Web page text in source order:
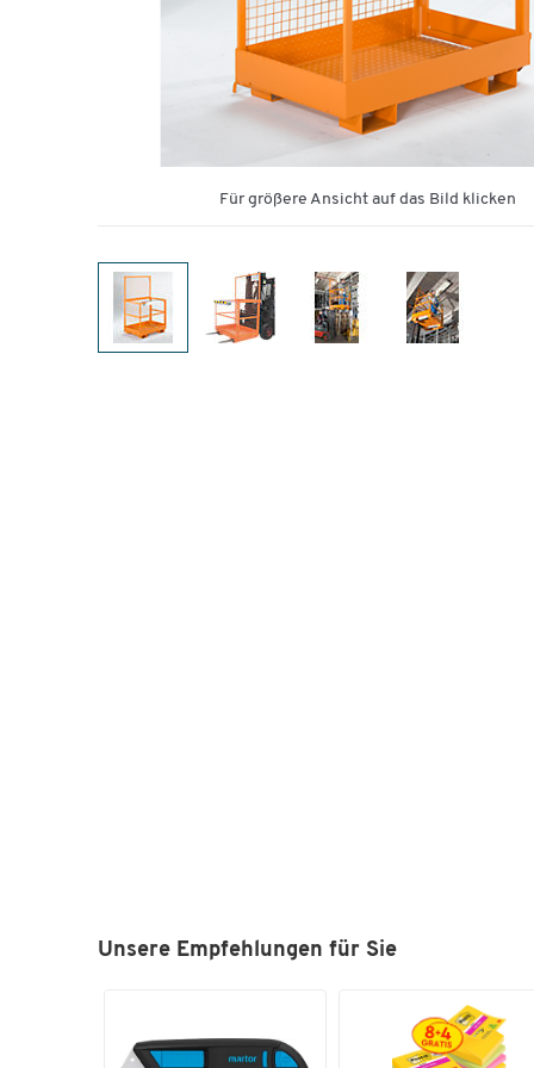
Für größere Ansicht auf das Bild klicken
Unsere Empfehlungen für Sie